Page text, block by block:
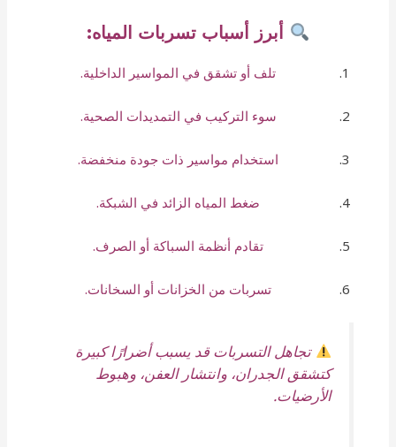
أبرز أسباب تسربات المياه:
تلف أو تشقق في المواسير الداخلية.
سوء التركيب في التمديدات الصحية.
استخدام مواسير ذات جودة منخفضة.
ضغط المياه الزائد في الشبكة.
تقادم أنظمة السباكة أو الصرف.
تسربات من الخزانات أو السخانات.
تجاهل التسربات قد يسبب أضرارًا كبيرة
كتشقق الجدران، وانتشار العفن، وهبوط
الأرضيات.